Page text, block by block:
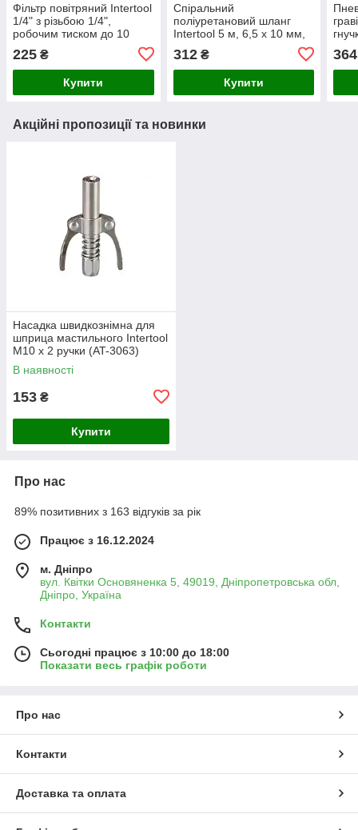
Фільтр повітряний Intertool
1/4" з різьбою 1/4",
робочим тиском до 10
бар, для шлангів 8х12 мм,
пропускна здатність 400 л/
хв, ріве
225 ₴
Купити
Спіральний
поліуретановий шланг
Intertool 5 м, 6,5 х 10 мм,
(PT-1710)
312₴
Купити
364
Акційні пропозиції та новинки
Насадка швидкознімна для
шприца мастильного Intertool
M10 x 2 ручки (AT-3063)
В наявності
153 ₴
Купити
Про нас
89% позитивних з 163 відгуків за рік
Працює з 16.12.2024
м. Дніпро
вул. Квітки Основяненка 5, 49019, Дніпропетровська обл,
Дніпро, Україна
Контакти
Сьогодні працює з 10:00 до 18:00
Показати весь графік роботи
Про нас
Контакти
Доставка та оплата